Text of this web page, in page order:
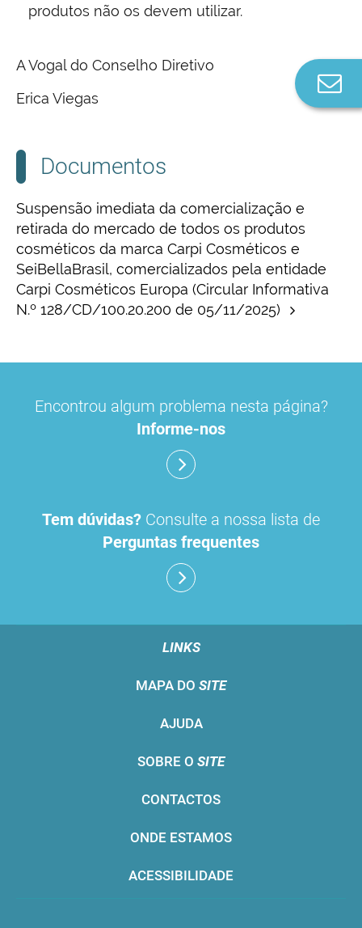
produtos não os devem utilizar.
A Vogal do Conselho Diretivo
Erica Viegas
Documentos
Suspensão imediata da comercialização e
retirada do mercado de todos os produtos
cosméticos da marca Carpi Cosméticos e
SeiBellaBrasil, comercializados pela entidade
Carpi Cosméticos Europa (Circular Informativa
N.º 128/CD/100.20.200 de 05/11/2025)
Encontrou algum problema nesta página?
Informe-nos
Tem dúvidas? Consulte a nossa lista de
Perguntas frequentes
LINKS
MAPA DO SITE
AJUDA
SOBRE O SITE
CONTACTOS
ONDE ESTAMOS
ACESSIBILIDADE